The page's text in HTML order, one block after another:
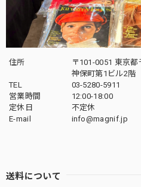
住所
〒101-0051 東京
神保町第1ビル2階
TEL
03-5280-5911
営業時間
12:00-18:00
定休日
不定休
E-mail
info@magnif.jp
送料について